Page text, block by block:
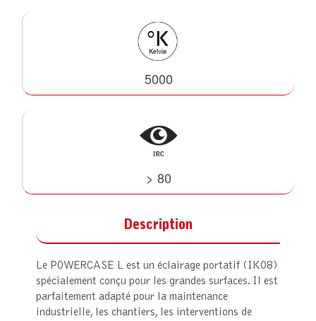
5000
> 80
Description
Le POWERCASE L est un éclairage portatif (IK08)
spécialement conçu pour les grandes surfaces. Il est
parfaitement adapté pour la maintenance
industrielle, les chantiers, les interventions de